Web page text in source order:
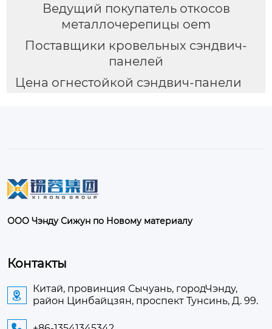
Ведущий покупатель откосов
металлочерепицы oem
Поставщики кровельных сэндвич-
панелей
Цена огнестойкой сэндвич-панели
ООО Чэнду Сижун по Новому материалу
Контакты

Китай, провинция Сычуань, городЧэнду,
район Цинбайцзян, проспект Тунсинь, Д. 99.